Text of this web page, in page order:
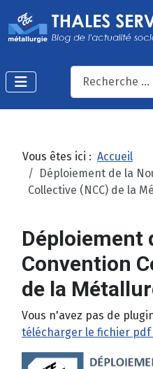
Recherche
Vous êtes ici : Accueil
Déploiement de la
Collective (NCC) de la
Déploiement
Convention
de la
Vous n'avez pas de
télécharger le fichier pdf